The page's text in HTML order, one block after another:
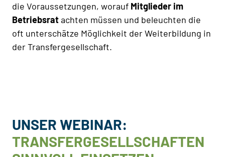
die Voraussetzungen, worauf Mitglieder im
Betriebsratachten müssen und beleuchten die
oft unterschätze Möglichkeit der Weiterbildung in
der Transfergesellschaft.
UNSER WEBINAR:
TRANSFERGESELLSCHAFTEN